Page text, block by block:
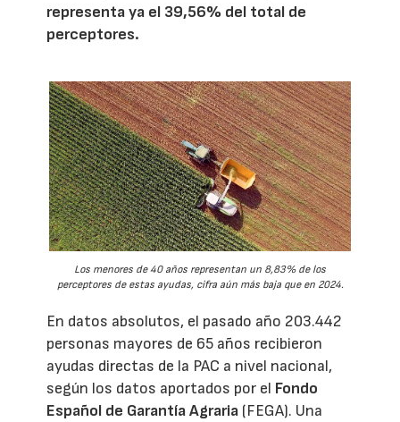
representa ya el 39,56% del total de
perceptores.
Los menores de 40 años representan un 8,83% de los
perceptores de estas ayudas, cifra aún más baja que en 2024.
En datos absolutos, el pasado año 203.442
personas mayores de 65 años recibieron
ayudas directas de la PAC a nivel nacional,
según los datos aportados por el Fondo
Español de Garantía Agraria (FEGA). Una